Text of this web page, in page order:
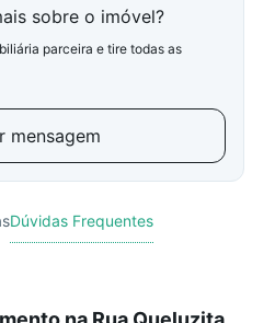
sobre o imóvel?
parceira e tire todas as
mensagem
Dúvidas Frequentes